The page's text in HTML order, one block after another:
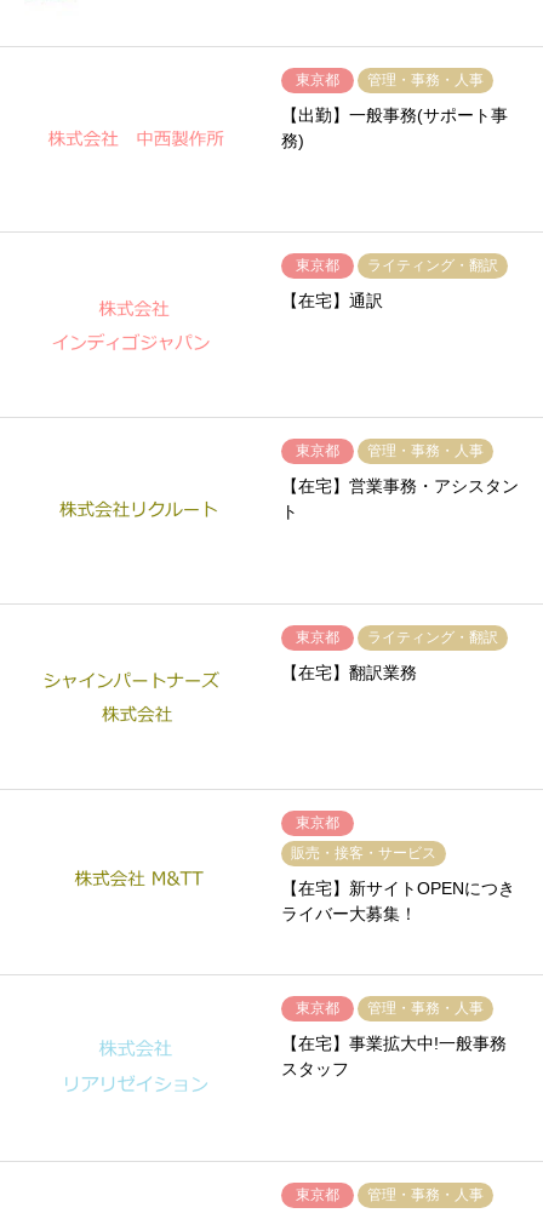
東京都 管理・事務・人事
【出勤】一般事務(サポート事
務)
東京都 ライティング・翻訳
【在宅】通訳
東京都 管理・事務・人事
【在宅】営業事務・アシスタン
ト
東京都 ライティング・翻訳
【在宅】翻訳業務
東京都
販売・接客・サービス
【在宅】新サイトOPENにつき
ライバー大募集！
東京都 管理・事務・人事
【在宅】事業拡大中!一般事務
スタッフ
東京都 管理・事務・人事